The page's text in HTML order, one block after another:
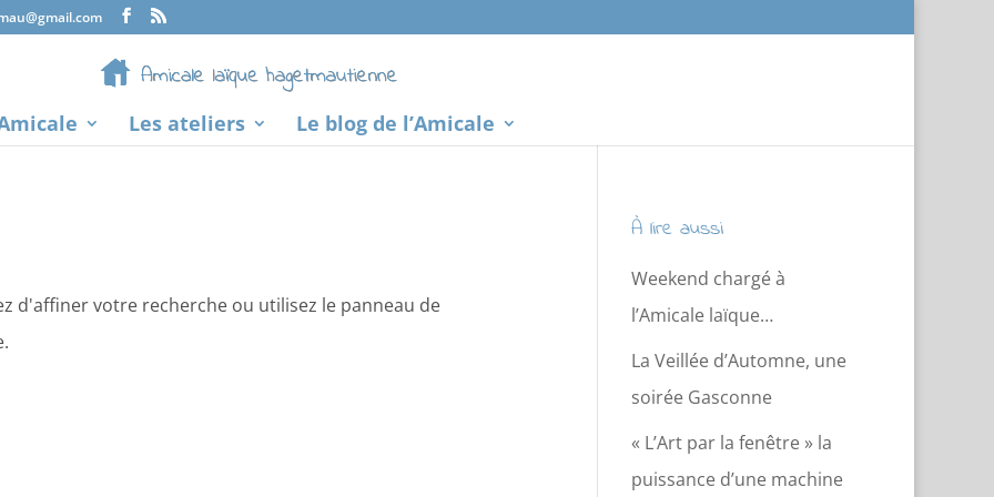
Les ateliers Le blog de l’Amicale
d'affiner votre recherche ou utilisez le panneau de
À lire aussi
Weekend chargé à
l’Amicale laïque…
La Veillée d’Automne, une
soirée Gasconne
« L’Art par la fenêtre » la
puissance d’une machine